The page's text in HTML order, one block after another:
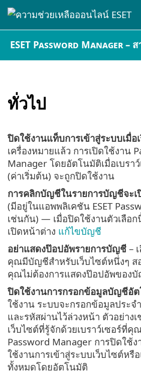
ESET Password Manager –
ทั่วไป
ปิดใช้งานแท็บการเข้าสู่ระบบเมื่อ
เครื่องหมายแล้ว การเปิดใช้งาน
Manager โดยอัตโนมัติเมื่อเบรา
(ค่าเริ่มต้น) จะถูกปิดใช้งาน
การคลิกบัญชีในรายการบัญชีจะ
(มีอยู่ในแอพพลิเคชัน ESET
เช่นกัน) — เมื่อปิดใช้งานตัวเลือ
เปิดหน้าต่าง แก้ไขบัญชี
อย่าแสดงป๊อปอัพรายการบัญชี –
คุณมีบัญชีสำหรับเว็บไซต์หนึ่งๆ
คุณไม่ต้องการแสดงป๊อปอัพของ
ปิดใช้งานการกรอกข้อมูลบัญชีอั
ใช้งาน ระบบจะกรอกข้อมูลประจ
และรหัสผ่านไว้ล่วงหน้า ตัวอย่างเ
เว็บไซต์ที่รู้จักด้วยเบราว์เซอร์ที่คุ
Password Manager การปิดใช้
ใช้งานการเข้าสู่ระบบเว็บไซต์หรื
ทั้งหมดโดยอัตโนมัติ